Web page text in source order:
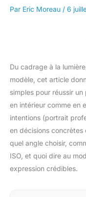
Par Eric Moreau / 6
Du cadrage à la
modèle, cet article
simples pour réussir
en intérieur comme en
intentions (portrait
en décisions concrètes
quel angle choisir,
ISO, et quoi dire au
expression crédibles.